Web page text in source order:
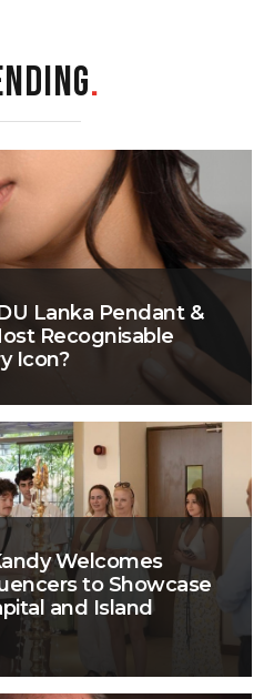
.
Lanka Pendant &
Recognisable
Icon?
Welcomes
to Showcase
and Island